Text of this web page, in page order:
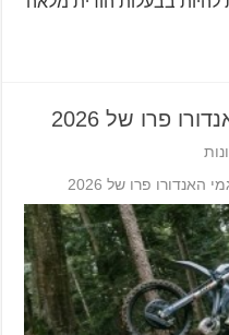
פרו של 2026
פרו של 2026